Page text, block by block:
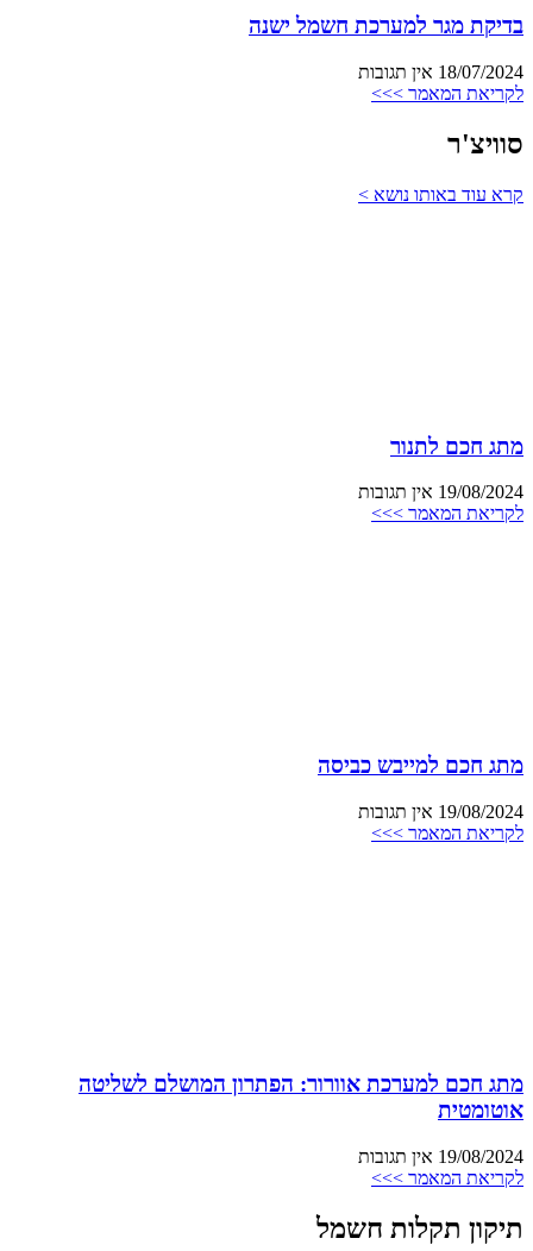
בדיקת מגר למערכת חשמל ישנה
18/07/2024 אין תגובות
לקריאת המאמר >>>
סוויצ'ר
קרא עוד באותו נושא >
מתג חכם לתנור
19/08/2024 אין תגובות
לקריאת המאמר >>>
מתג חכם למייבש כביסה
19/08/2024 אין תגובות
לקריאת המאמר >>>
מתג חכם למערכת אוורור: הפתרון המושלם לשליטה
אוטומטית
19/08/2024 אין תגובות
לקריאת המאמר >>>
תיקון תקלות חשמל